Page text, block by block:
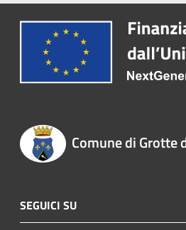
Comune di Grotte
SEGUICI SU